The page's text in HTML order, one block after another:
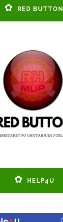
RED BUTTON
HELP4U